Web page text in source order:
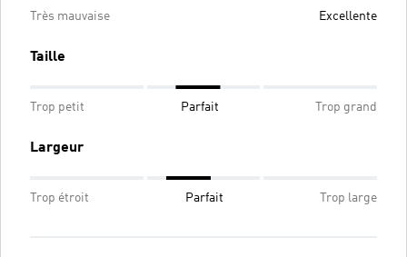
Très mauvaise Excellente
Taille
Trop petit Parfait Trop grand
Largeur
Trop étroit Parfait Trop large